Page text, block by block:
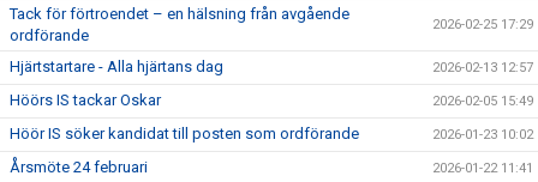
Tack för förtroendet – en hälsning från avgående
ordförande
2026-02-25 17:29
Hjärtstartare - Alla hjärtans dag 2026-02-13 12:57
Höörs IS tackar Oskar 2026-02-05 15:49
Höör IS söker kandidat till posten som ordförande 2026-01-23 10:02
Årsmöte 24 februari 2026-01-22 11:41